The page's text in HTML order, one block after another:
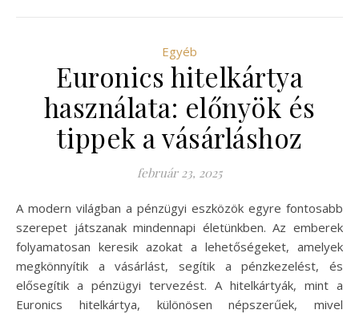
Egyéb
Euronics hitelkártya
használata: előnyök és
tippek a vásárláshoz
február 23, 2025
A modern világban a pénzügyi eszközök egyre fontosabb
szerepet játszanak mindennapi életünkben. Az emberek
folyamatosan keresik azokat a lehetőségeket, amelyek
megkönnyítik a vásárlást, segítik a pénzkezelést, és
elősegítik a pénzügyi tervezést. A hitelkártyák, mint a
Euronics hitelkártya, különösen népszerűek, mivel